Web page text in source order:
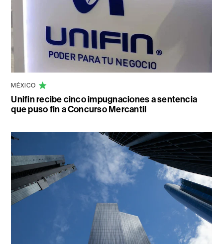
MÉXICO
Unifin recibe cinco impugnaciones a sentencia
que puso fin a Concurso Mercantil